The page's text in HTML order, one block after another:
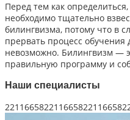
Перед тем как
необходимо тщательно
билингвизма, потому что в
прервать процесс обучения
невозможно. Билингвизм —
правильную программу и
Наши специалисты